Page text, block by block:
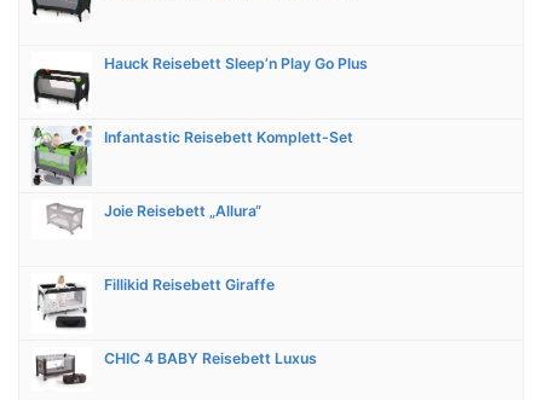
Hauck Reisebett Sleep’n Play Go Plus
Infantastic Reisebett Komplett-Set
Joie Reisebett „Allura“
Fillikid Reisebett Giraffe
CHIC 4 BABY Reisebett Luxus